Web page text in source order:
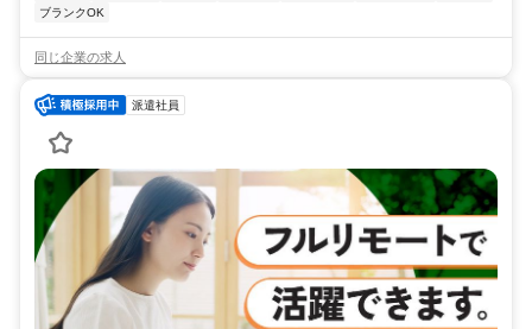
ブランクOK
同じ企業の求人
派遣社員